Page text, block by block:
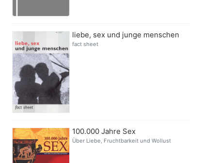
liebe, sex und junge menschen
fact sheet
100.000 Jahre Sex
Über Liebe, Fruchtbarkeit und Wollust